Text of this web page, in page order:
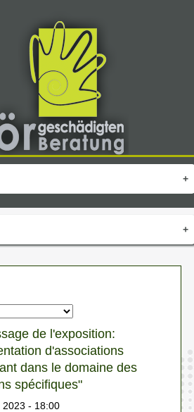
+
+
de l'exposition:
d'associations
dans le domaine des
spécifiques"
2023 - 18:00